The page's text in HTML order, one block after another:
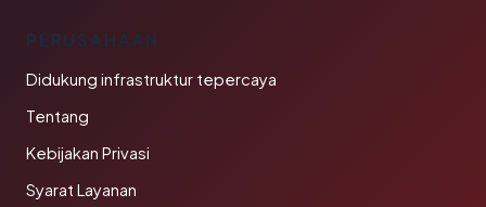
PERUSAHAAN
Didukung infrastruktur tepercaya
Tentang
Kebijakan Privasi
Syarat Layanan